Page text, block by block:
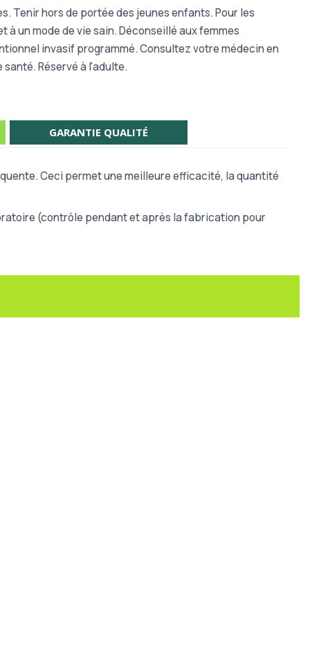
Tenir hors de portée des jeunes enfants. Pour les
un mode de vie sain. Déconseillé aux femmes
invasif programmé. Consultez votre médecin en
Réservé à l'adulte.
GARANTIE QUALITÉ
Ceci permet une meilleure efficacité, la quantité
(contrôle pendant et après la fabrication pour